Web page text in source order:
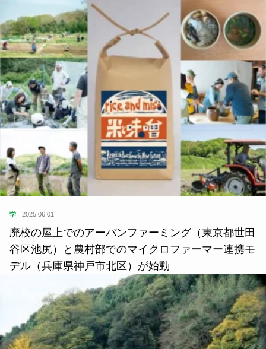
学 2025.06.01
廃校の屋上でのアーバンファーミング（東京都世田
谷区池尻）と農村部でのマイクロファーマー連携モ
デル（兵庫県神戸市北区）が始動